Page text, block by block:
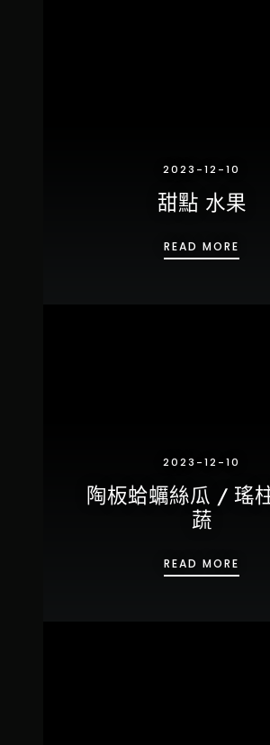
2023-12-10
甜點 水果
READ MORE
2023-12-10
陶板蛤蠣絲瓜 / 瑤
蔬
READ MORE